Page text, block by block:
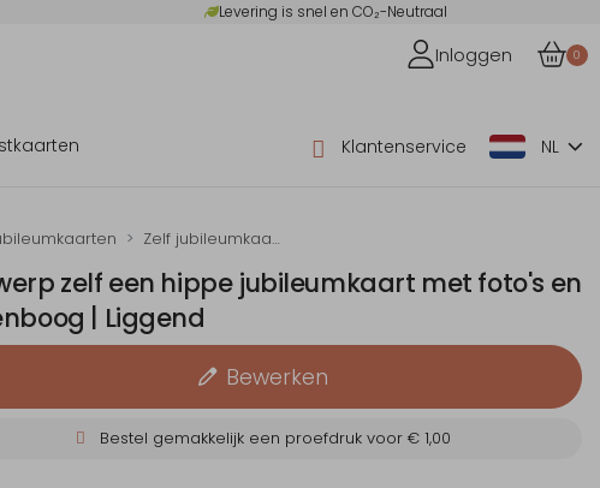
Levering is snel en CO₂-Neutraal
Inloggen 0
Klantenservice NL
Zelf jubileumkaarten maken
zelf een hippe jubileumkaart met foto's en
| Liggend
Bewerken
Bestel gemakkelijk een proefdruk voor€ 1,00